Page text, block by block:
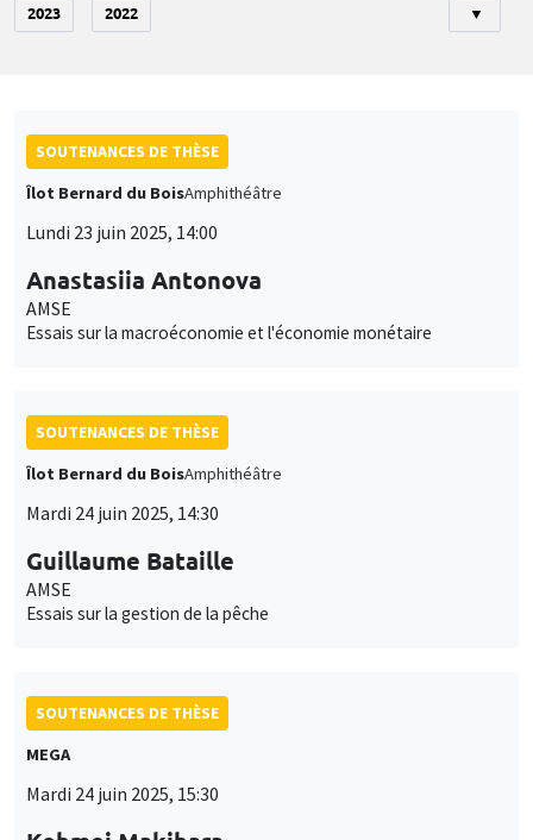
2023 2022 ▼
SOUTENANCES DE THÈSE
Îlot Bernard du BoisAmphithéâtre
Lundi 23 juin 2025, 14:00
Anastasiia Antonova
AMSE
Essais sur la macroéconomie et l'économie monétaire
SOUTENANCES DE THÈSE
Îlot Bernard du BoisAmphithéâtre
Mardi 24 juin 2025, 14:30
Guillaume Bataille
AMSE
Essais sur la gestion de la pêche
SOUTENANCES DE THÈSE
MEGA
Mardi 24 juin 2025, 15:30